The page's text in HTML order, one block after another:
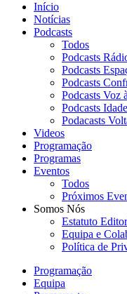
Início
Notícias
Podcasts
Todos
Podcasts
Podcasts
Podcasts
Podcasts Voz
Podcasts
Podacasts
Videos
Programação
Programas
Eventos
Todos
Próximos
Somos Nós
Estatuto
Equipa e
Política de
Programação
Equipa